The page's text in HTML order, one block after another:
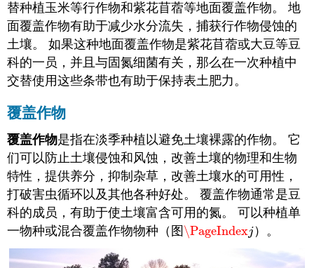
替种植玉米等行作物和紫花苜蓿等地面覆盖作物。 地
面覆盖作物有助于减少水分流失，捕获行作物侵蚀的
土壤。 如果这种地面覆盖作物是紫花苜蓿或大豆等豆
科的一员，并且与固氮细菌有关，那么在一次种植中
交替使用这些条带也有助于保持表土肥力。
覆盖作物
覆盖作物是指在淡季种植以避免土壤裸露的作物。 它
们可以防止土壤侵蚀和风蚀，改善土壤的物理和生物
特性，提供养分，抑制杂草，改善土壤水的可用性，
打破害虫循环以及其他各种好处。 覆盖作物通常是豆
科的成员，有助于使土壤富含可用的氮。 可以种植单
一物种或混合覆盖作物物种（图 \PageIndexj
\PageIndexj ）。